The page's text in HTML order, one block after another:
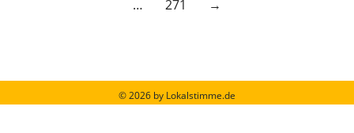
…
271 →
© 2026 by Lokalstimme.de
Werbung schalten|Impressum|Barrierefreiheit|